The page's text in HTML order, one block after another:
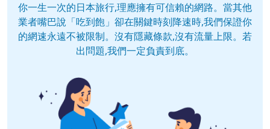
你一生一次的日本旅行,理應擁有可信賴的網路。當其他
業者嘴巴說「吃到飽」卻在關鍵時刻降速時,我們保證你
的網速永遠不被限制。沒有隱藏條款,沒有流量上限。若
出問題,我們一定負責到底。